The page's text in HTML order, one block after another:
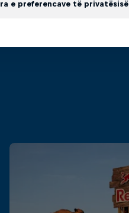
e preferencave të privatësisë